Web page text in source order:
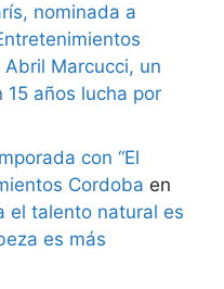
nominada a
Marcucci, un
años lucha por
con “El
Cordoba en
el talento natural es
es más